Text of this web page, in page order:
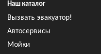
Наш каталог
Вызвать эвакуатор!
Автосервисы
Мойки